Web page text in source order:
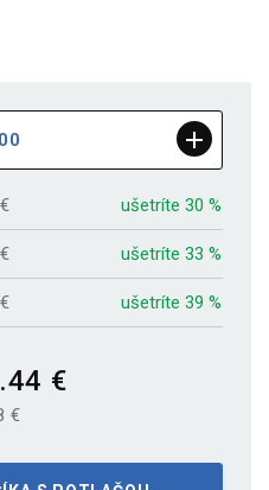
ušetríte 30 %
ušetríte 33 %
ušetríte 39 %
€
€